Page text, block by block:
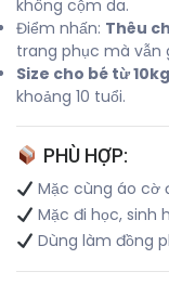
không cộm da.
Điểm nhấn: Thêu
trang phục mà vẫn
Size cho bé từ
khoảng 10 tuổi.
PHÙ HỢP:
Mặc cùng áo cờ
Mặc đi học, sinh
Dùng làm đồng